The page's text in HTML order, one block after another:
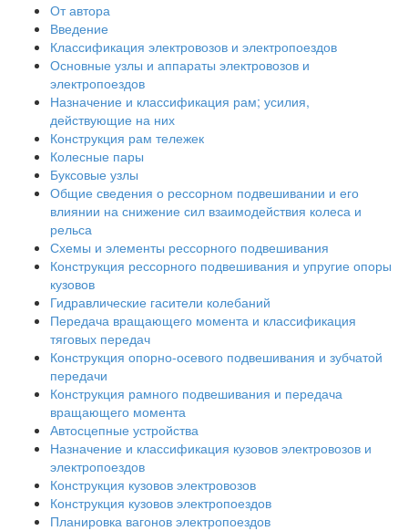
От автора
Введение
Классификация электровозов и электропоездов
Основные узлы и аппараты электровозов и
электропоездов
Назначение и классификация рам; усилия,
действующие на них
Конструкция рам тележек
Колесные пары
Буксовые узлы
Общие сведения о рессорном подвешивании и его
влиянии на снижение сил взаимодействия колеса и
рельса
Схемы и элементы рессорного подвешивания
Конструкция рессорного подвешивания и упругие опоры
кузовов
Гидравлические гасители колебаний
Передача вращающего момента и классификация
тяговых передач
Конструкция опорно-осевого подвешивания и зубчатой
передачи
Конструкция рамного подвешивания и передача
вращающего момента
Автосцепные устройства
Назначение и классификация кузовов электровозов и
электропоездов
Конструкция кузовов электровозов
Конструкция кузовов электропоездов
Планировка вагонов электропоездов